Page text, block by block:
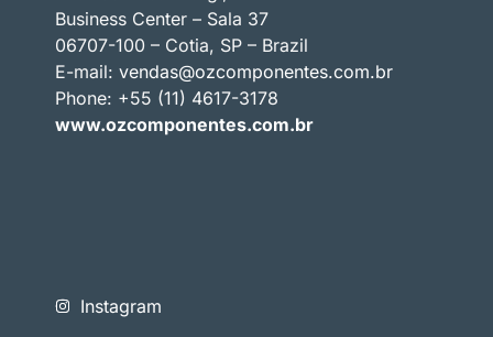
Business Center – Sala 37
06707-100 – Cotia, SP – Brazil
E-mail: vendas@ozcomponentes.com.br
Phone: +55 (11) 4617-3178
www.ozcomponentes.com.br
Instagram